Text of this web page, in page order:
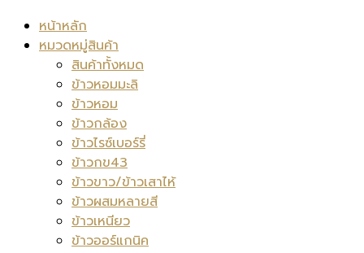
หน้าหลัก
หมวดหมู่สินค้า
สินค้าทั้งหมด
ข้าวหอมมะลิ
ข้าวหอม
ข้าวกล้อง
ข้าวไรซ์เบอร์รี่
ข้าวกข43
ข้าวขาว/ข้าวเสาไห้
ข้าวผสมหลายสี
ข้าวเหนียว
ข้าวออร์แกนิค